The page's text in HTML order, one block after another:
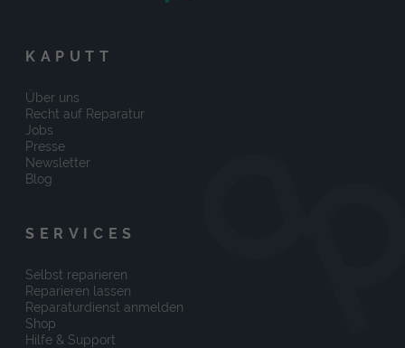
KAPUTT
Über uns
Recht auf Reparatur
Jobs
Presse
Newsletter
Blog
SERVICES
Selbst reparieren
Reparieren lassen
Reparaturdienst anmelden
Shop
Hilfe & Support